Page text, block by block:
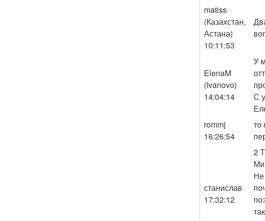
matiss
(Казахстан,
Астана)
10:11:53
ElenaM
(Ivanovo)
14:04:14
У
С
rommj
16:26:54
то
станислав
17:32:12
2
Не